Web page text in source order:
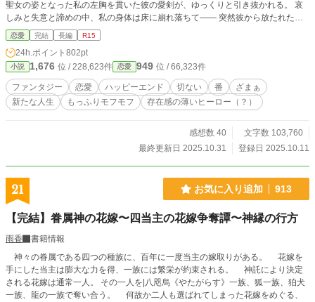
聖女の姿となった私の左胸を貫いた彼の愛剣が、ゆっくりと引き抜かれる。 哀
しみと失意と諦めの中、私の身体は床に崩れ落ちて―― 突然彼から放たれた、
狂気と絶望が入り混じった慟哭を聞きながら、私の思考は止まり、意識は閉ざさ
れ永遠の眠りについた――はずだったのだけれど……？ 「憐れなアンタに“選
択”を与える。このままあの世に逝くか、別の“誰か”になって新たな人生を歩む
か」 謎の人物の言葉に、私が選択したのは――
恋愛 完結 長編 R15
24h.ポイント 802pt
小説 1,676 位 / 228,623件 恋愛 949 位 / 66,323件
ファンタジー 恋愛 ハッピーエンド 切ない 番
ざまぁ
新たな人生
もっふりモフモフ 存在感の薄いヒーロー（？）
感想数 40
文字数 103,760
最終更新日 2025.10.31
登録日 2025.10.11
21 お気に入り追加 913
【完結】眷属神の花嫁〜四当主の花嫁争奪譚〜神縁の行方
雨香
書籍情報
神々の眷属である四つの種族に、百年に一度当主の嫁取りがある。 花嫁を
手にした当主は膨大な力を得、一族には繁栄が約束される。 神託により決定
される花嫁は通常一人。 その一人を|八咫烏《やたがらす》一族、狐一族、狛犬
一族、龍の一族で奪い合う。 何故か二人も選ばれてしまった花嫁をめぐる、